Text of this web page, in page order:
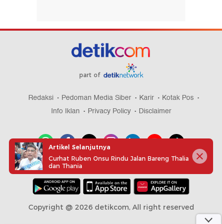
part of
Redaksi Pedoman Media Siber Karir
Kotak Pos
Info Iklan
Privacy Policy Disclaimer
Download aplikasi detikcom
Copyright @ 2026 detikcom, All right reserved
Artikel Selanjutnya
Curhat Ruben Onsu Rindu Jalan Bareng Thalia
dan Thania